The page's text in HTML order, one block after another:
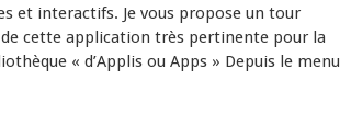
et interactifs. Je vous propose un tour
cette application très pertinente pour la
« d’Applis ou Apps » Depuis le menu